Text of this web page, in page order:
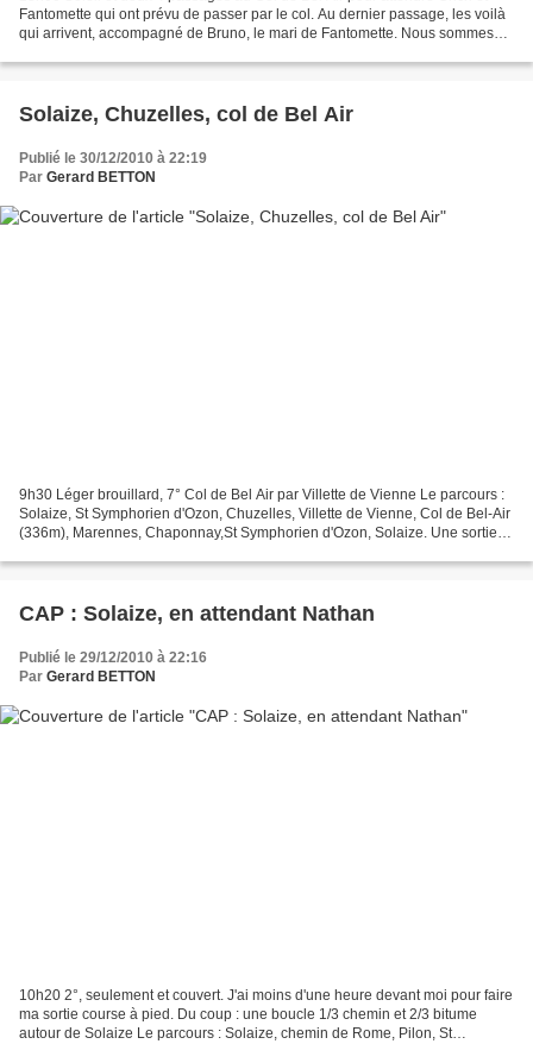
Fantomette qui ont prévu de passer par le col. Au dernier passage, les voilà
qui arrivent, accompagné de Bruno, le mari de Fantomette. Nous sommes
Solaize, Chuzelles, col de Bel Air
Publié le 30/12/2010 à 22:19
Par Gerard BETTON
9h30 Léger brouillard, 7° Col de Bel Air par Villette de Vienne Le parcours :
Solaize, St Symphorien d'Ozon, Chuzelles, Villette de Vienne, Col de Bel-Air
(336m), Marennes, Chaponnay,St Symphorien d'Ozon, Solaize. Une sortie
CAP : Solaize, en attendant Nathan
Publié le 29/12/2010 à 22:16
Par Gerard BETTON
10h20 2°, seulement et couvert. J'ai moins d'une heure devant moi pour faire
ma sortie course à pied. Du coup : une boucle 1/3 chemin et 2/3 bitume
autour de Solaize Le parcours : Solaize, chemin de Rome, Pilon, St